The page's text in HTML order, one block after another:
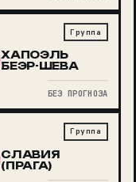
Группа
ХАПОЭЛЬ
БЕЭР-ШЕВА
БЕЗ ПРОГНОЗА
Группа
СЛАВИЯ
(ПРАГА)